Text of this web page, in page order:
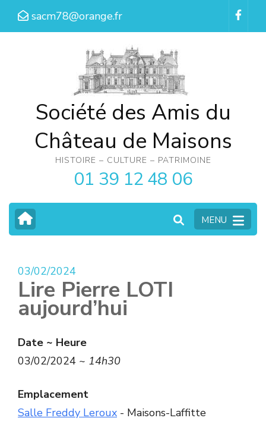
Aller
sacm78@orange.fr
Société des Amis du
Château de Maisons
HISTOIRE – CULTURE – PATRIMOINE
01 39 12 48 06
MENU
03/02/2024
Lire Pierre LOTI
aujourd’hui
Date ~ Heure
03/02/2024 ~ 14h30
Emplacement
Salle Freddy Leroux - Maisons-Laffitte